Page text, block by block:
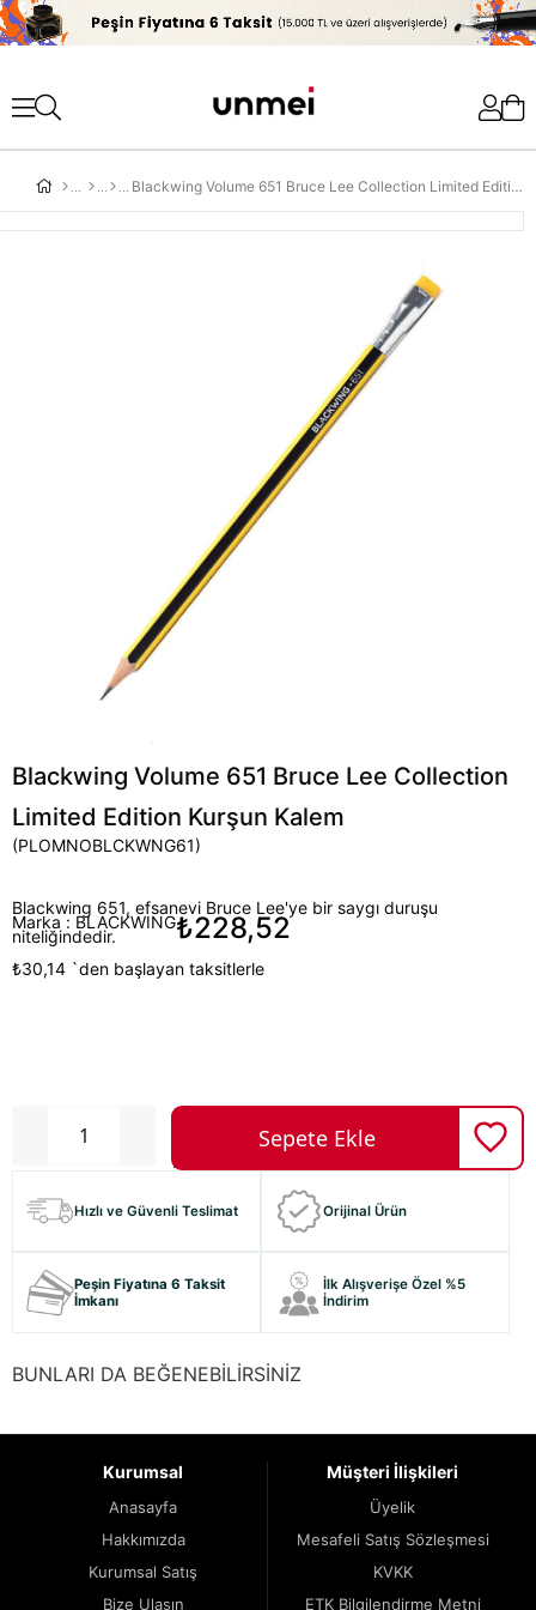
'
Blackwing Volume 651 Bruce Lee Collection Limited Edition Kurşun Kalem
Blackwing Volume 651 Bruce Lee Collection
Limited Edition Kurşun Kalem
(PLOMNOBLCKWNG61)
Marka : BLACKWING₺228,52
₺30,14 `den başlayan taksitlerle
Blackwing 651, efsanevi Bruce Lee'ye bir saygı duruşu
niteliğindedir.
Hızlı ve Güvenli Teslimat Orijinal Ürün
Peşin Fiyatına 6 Taksit
İmkanı
İlk Alışverişe Özel %5
İndirim
BUNLARI DA BEĞENEBİLİRSİNİZ
Kurumsal
Anasayfa
Hakkımızda
Kurumsal Satış
Bize Ulaşın
Müşteri İlişkileri
Üyelik
Mesafeli Satış Sözleşmesi
KVKK
ETK Bilgilendirme Metni